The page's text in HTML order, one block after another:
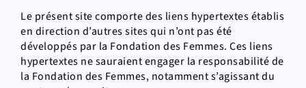
Le présent site comporte des liens hypertextes établis
en direction d’autres sites qui n’ont pas été
développés par la Fondation des Femmes. Ces liens
hypertextes ne sauraient engager la responsabilité de
la Fondation des Femmes, notamment s’agissant du